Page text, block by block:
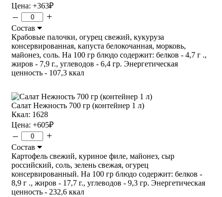
Цена: +363₽
– +
Состав
Крабовые палочки, огурец свежий, кукуруза
консервированная, капуста белокочанная, морковь,
майонез, соль. На 100 гр блюдо содержит: белков - 4,7 г .,
жиров - 7,9 г., углеводов - 6,4 гр. Энергетическая
ценность - 107,3 ккал
Салат Нежность 700 гр (контейнер 1 л)
Ккал: 1628
Цена: +605₽
– +
Состав
Картофель свежий, куриное филе, майонез, сыр
российский, соль, зелень свежая, огурец
консервированный. На 100 гр блюдо содержит: белков -
8,9 г ., жиров - 17,7 г., углеводов - 9,3 гр. Энергетическая
ценность - 232,6 ккал